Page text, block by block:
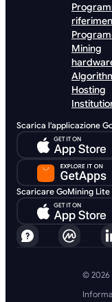
Mining
Hosting
Scarica l'applicazione
Scaricare GoMining Lite
© 2026